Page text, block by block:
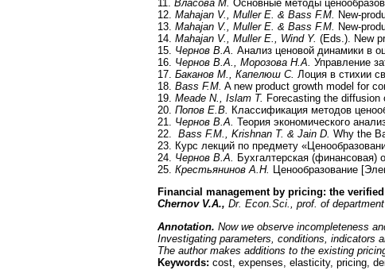
11. Власова М. Основные методы
12. Mahajan V., Muller E. & Bass F.M. New-
13. Mahajan V., Muller E. & Bass F.M. New-
14. Mahajan V., Muller E., Wind Y. (Eds.). New
15. Чернов В.А. Анализ ценовой динамики в
16. Чернов В.А., Морозова Н.А. Управление
17. Баканов М., Капелюш С. Лоция в стихии
18. Bass F.M. A new product growth model for
19. Meade N., Islam T. Forecasting the
20. Попов Е.В. Классификация методов
21. Чернов В.А. Теория экономического
22. Bass F.M., Krishnan T. & Jain D. Why the
23. Курс лекций по предмету
24. Чернов В.А. Бухгалтерская
25. Крестьянинов А.Н. Ценообразование
Financial management by pricing: the
Chernov V.A., Dr. Econ.Sci., prof. of
Annotation. Now we observe incompleteness
Investigating parameters, conditions, indicators
The author makes additions to the existing
Keywords: cost, expenses, elasticity, pricing,